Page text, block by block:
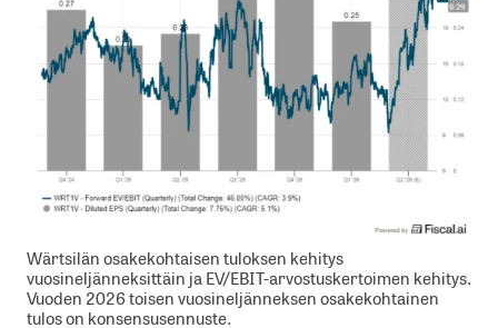
Wärtsilän osakekohtaisen tuloksen kehitys
vuosineljänneksittäin ja EV/EBIT-arvostuskertoimen kehitys.
Vuoden 2026 toisen vuosineljänneksen osakekohtainen
tulos on konsensusennuste.